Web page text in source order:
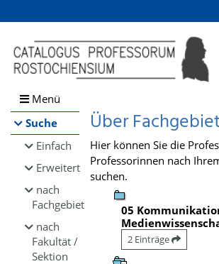
Browsen
direkt zum Inhalt
Menü
Suche
Einfach
Erweitert
nach
Fachgebiet
nach
Fakultät /
Sektion
Über
Hier können Sie die
Professorinnen nach
suchen.
05
2 Einträge